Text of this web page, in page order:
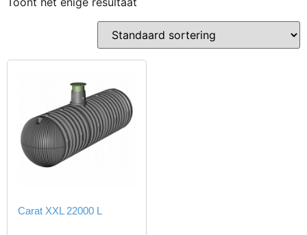
Carat XXL 22000 L